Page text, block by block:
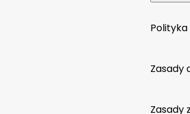
Zasady
Zasady